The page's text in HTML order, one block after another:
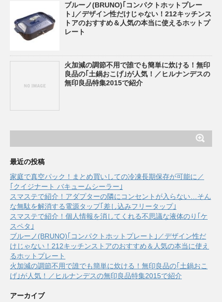
ブルーノ(BRUNO)｢コンパクトホットプレー
ト｣／デザイン性だけじゃない！212キッチンス
トアのおすすめ＆人気の本当に使えるホットプ
レート
火加減の調節不用で誰でも簡単に炊ける！無印
良品の｢土鍋おこげ｣が人気！／ヒルナンデスの
無印良品特集2015で紹介
最近の投稿
家庭で真空パック！まとめ買いしての冷凍長期保存が可能に／
｢クイジナート バキュームシーラー｣
スマステで紹介！アダプターの隣にコンセントが入らない…そん
な無駄を解消する電源タップ｢差し込みフリータップ｣
スマステで紹介！個人情報を消してくれる不思議な液体のり｢ケ
スペタ｣
ブルーノ(BRUNO)｢コンパクトホットプレート｣／デザイン性だ
けじゃない！212キッチンストアのおすすめ＆人気の本当に使え
るホットプレート
火加減の調節不用で誰でも簡単に炊ける！無印良品の｢土鍋おこ
げ｣が人気！／ヒルナンデスの無印良品特集2015で紹介
アーカイブ